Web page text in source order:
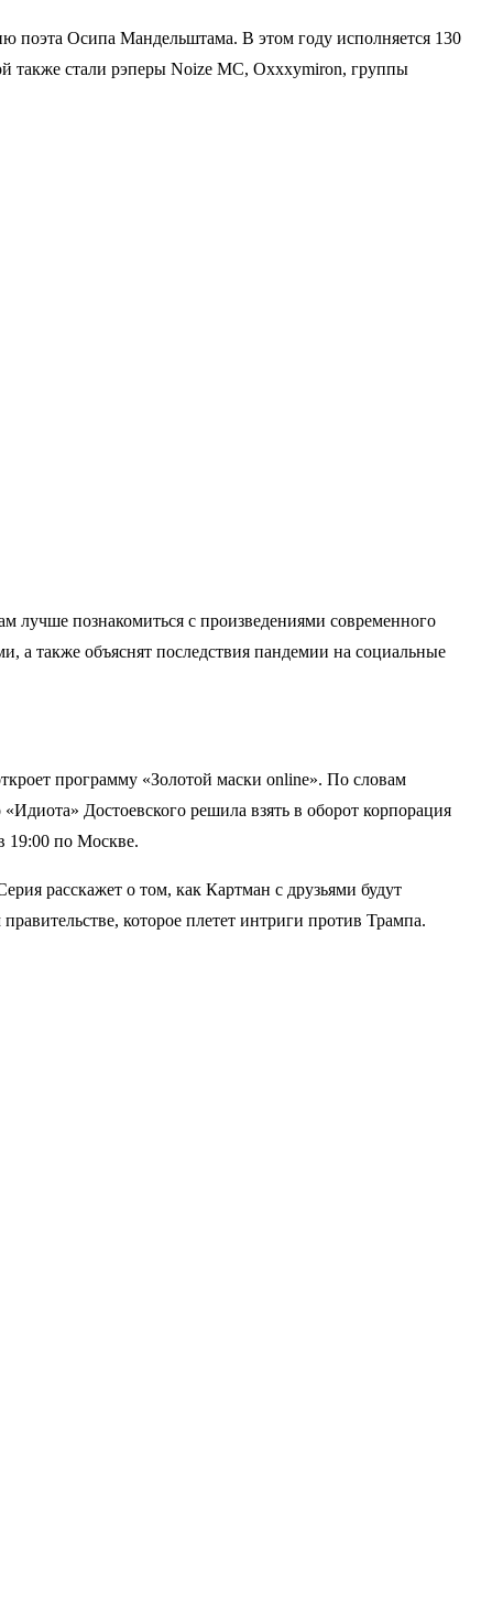
поэта Осипа Мандельштама. В этом году исполняется 130
также стали рэперы Noize MC, Oxxxymiron, группы
лучше познакомиться с произведениями современного
а также объяснят последствия пандемии на социальные
программу «Золотой маски online». По словам
Достоевского решила взять в оборот корпорация
19:00 по Москве.
расскажет о том, как Картман с друзьями будут
которое плетет интриги против Трампа.